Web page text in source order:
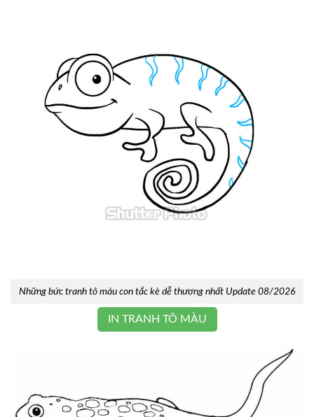
Những bức tranh tô màu con tắc kè dễ thương nhất Update 08/2026
IN TRANH TÔ MÀU